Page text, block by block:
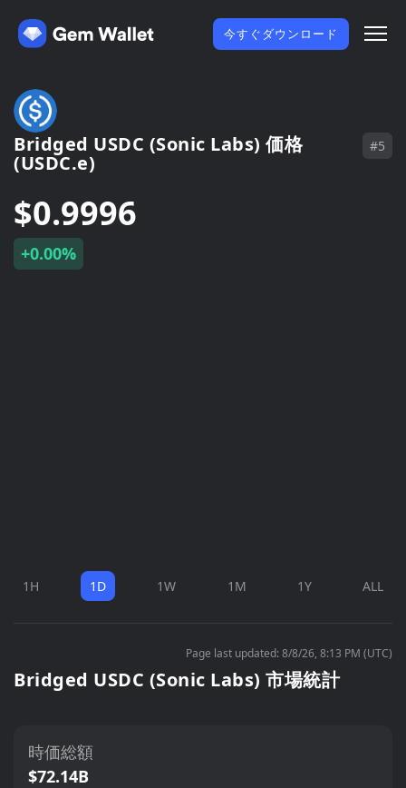
今すぐダウンロード
Bridged USDC (Sonic Labs) 価格
(USDC.e)
#5
$0.9996
+0.00%
1H 1D 1W 1M 1Y ALL
Page last updated: 8/8/26, 8:13 PM (UTC)
Bridged USDC (Sonic Labs) 市場統計
時価総額
$72.14B